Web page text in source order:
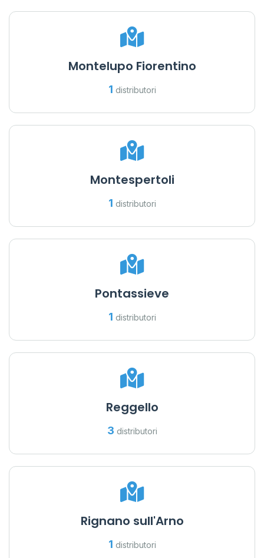
Montelupo Fiorentino
1 distributori
Montespertoli
1 distributori
Pontassieve
1 distributori
Reggello
3 distributori
Rignano sull'Arno
1 distributori